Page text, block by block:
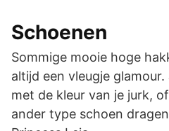
Schoenen
Sommige mooie hoge
altijd een vleugje
met de kleur van je jurk,
ander type schoen